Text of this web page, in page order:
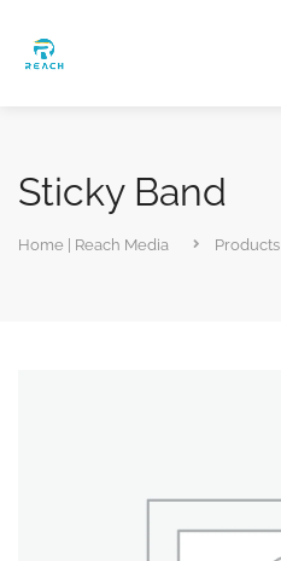
Sticky Band
Home | Reach Media Products